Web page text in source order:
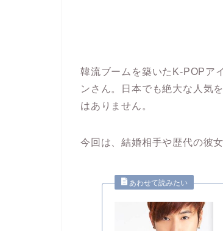
韓流ブームを築いたK-POPア
ンさん。日本でも絶大な人気
はありません。
今回は、結婚相手や歴代の彼